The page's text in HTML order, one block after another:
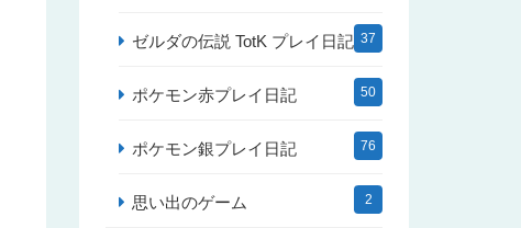
ゼルダの伝説 TotK プレイ日記 37
ポケモン赤プレイ日記 50
ポケモン銀プレイ日記 76
思い出のゲーム 2